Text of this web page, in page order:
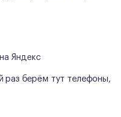
на Яндекс
раз берём тут телефоны,